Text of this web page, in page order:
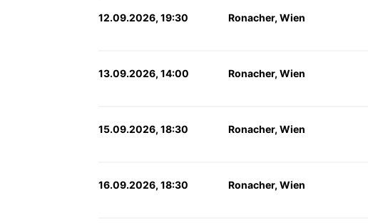
12.09.2026, 19:30 Ronacher, Wien
13.09.2026, 14:00 Ronacher, Wien
15.09.2026, 18:30 Ronacher, Wien
16.09.2026, 18:30 Ronacher, Wien